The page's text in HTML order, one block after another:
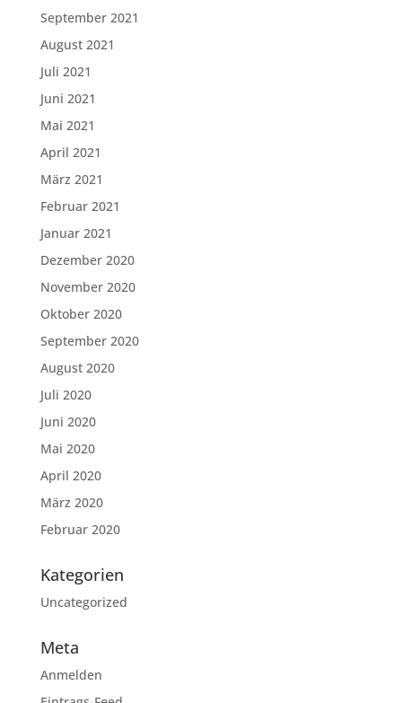
September 2021
August 2021
Juli 2021
Juni 2021
Mai 2021
April 2021
März 2021
Februar 2021
Januar 2021
Dezember 2020
November 2020
Oktober 2020
September 2020
August 2020
Juli 2020
Juni 2020
Mai 2020
April 2020
März 2020
Februar 2020
Kategorien
Uncategorized
Meta
Anmelden